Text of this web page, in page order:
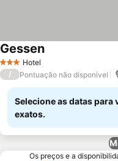
3 EstrelasHotel
Gessen
/ Pontuação não disponível
Selecione as datas para
exatos.
Os preços e a